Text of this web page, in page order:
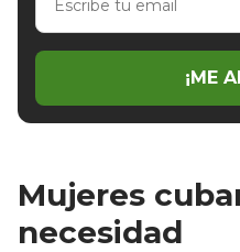
email
¡ME
Mujeres
necesidad